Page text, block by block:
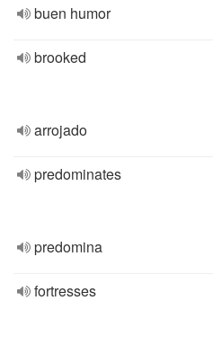
buen humor
brooked
arrojado
predominates
predomina
fortresses